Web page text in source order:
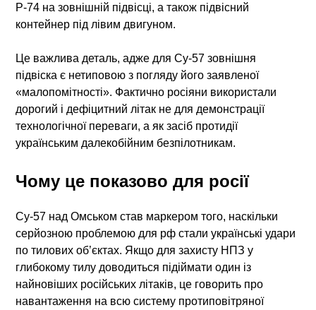
Р-74 на зовнішній підвісці, а також підвісний
контейнер під лівим двигуном.
Це важлива деталь, адже для Су-57 зовнішня
підвіска є нетиповою з погляду його заявленої
«малопомітності». Фактично росіяни використали
дорогий і дефіцитний літак не для демонстрації
технологічної переваги, а як засіб протидії
українським далекобійним безпілотникам.
Чому це показово для росії
Су-57 над Омськом став маркером того, наскільки
серйозною проблемою для рф стали українські удари
по тилових об’єктах. Якщо для захисту НПЗ у
глибокому тилу доводиться підіймати один із
найновіших російських літаків, це говорить про
навантаження на всю систему протиповітряної